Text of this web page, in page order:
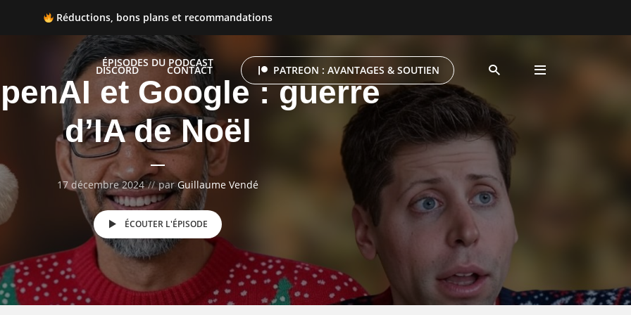
Réductions, bons plans et recommandations
DISCORD CONTACT PATREON : AVANTAGES & SOUTIEN
Réductions, bons plans et recommandations
ÉPISODES DU PODCAST
et Google : guerre
d’IA de Noël
17 décembre 2024 parGuillaume Vendé
ÉCOUTER L'ÉPISODE